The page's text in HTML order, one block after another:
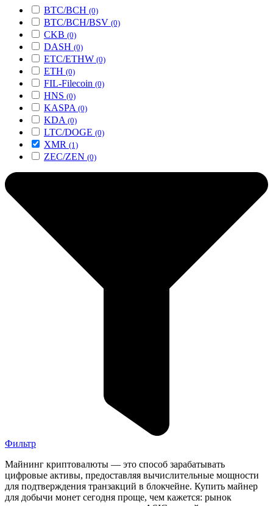
BTC/BCH (0)
BTC/BCH/BSV (0)
CKB (0)
DASH (0)
ETC/ETHW (0)
ETH (0)
FIL-Filecoin (0)
HNS (0)
KASPA (0)
KDA (0)
LTC/DOGE (0)
XMR (1)
ZEC/ZEN (0)
Фильтр
Майнинг криптовалюты — это способ зарабатывать
цифровые активы, предоставляя вычислительные мощности
для подтверждения транзакций в блокчейне. Купить майнер
для добычи монет сегодня проще, чем кажется: рынок